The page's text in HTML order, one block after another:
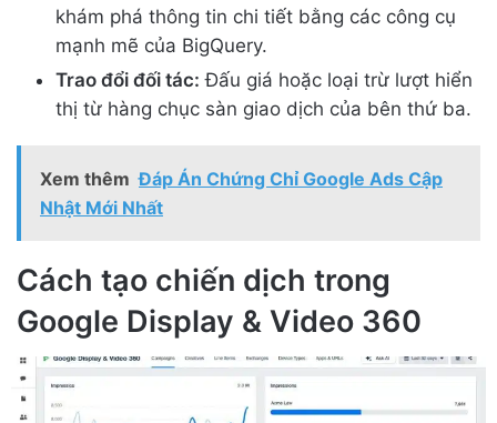
khám phá thông tin chi tiết bằng các công cụ
mạnh mẽ của BigQuery.
Trao đổi đối tác: Đấu giá hoặc loại trừ lượt hiển
thị từ hàng chục sàn giao dịch của bên thứ ba.
Xem thêm Đáp Án Chứng Chỉ Google Ads Cập
Nhật Mới Nhất
Cách tạo chiến dịch trong
Google Display & Video 360